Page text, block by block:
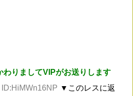
わりましてVIPがお送りします
▼このレスに返